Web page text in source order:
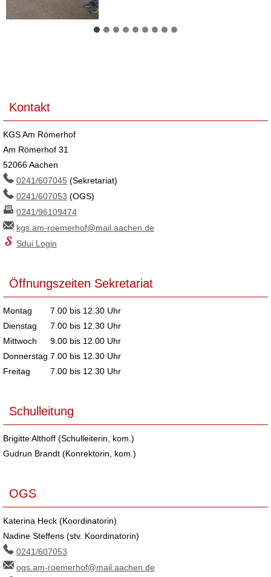
Kontakt
KGS Am Römerhof
Am Römerhof 31
52066 Aachen
0241/607045 (Sekretariat)
0241/607053 (OGS)
0241/96109474
kgs.am-roemerhof@mail.aachen.de
Sdui Login
Öffnungszeiten Sekretariat
Montag
7.00 bis 12.30 Uhr
Dienstag
7.00 bis 12.30 Uhr
Mittwoch
9.00 bis 12.00 Uhr
Donnerstag 7.00 bis 12.30 Uhr
Freitag
7.00 bis 12.30 Uhr
Schulleitung
Brigitte Althoff (Schulleiterin, kom.)
Gudrun Brandt (Konrektorin, kom.)
OGS
Katerina Heck (Koordinatorin)
Nadine Steffens (stv. Koordinatorin)
0241/607053
ogs.am-roemerhof@mail.aachen.de